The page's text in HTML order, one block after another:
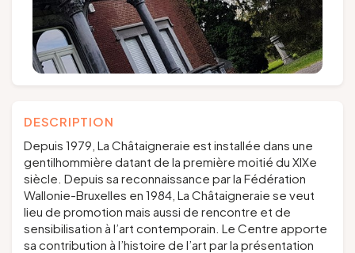
DESCRIPTION
Depuis 1979, La Châtaigneraie est installée dans une
gentilhommière datant de la première moitié du XIXe
siècle. Depuis sa reconnaissance par la Fédération
Wallonie-Bruxelles en 1984, La Châtaigneraie se veut
lieu de promotion mais aussi de rencontre et de
sensibilisation à l’art contemporain. Le Centre apporte
sa contribution à l’histoire de l’art par la présentation